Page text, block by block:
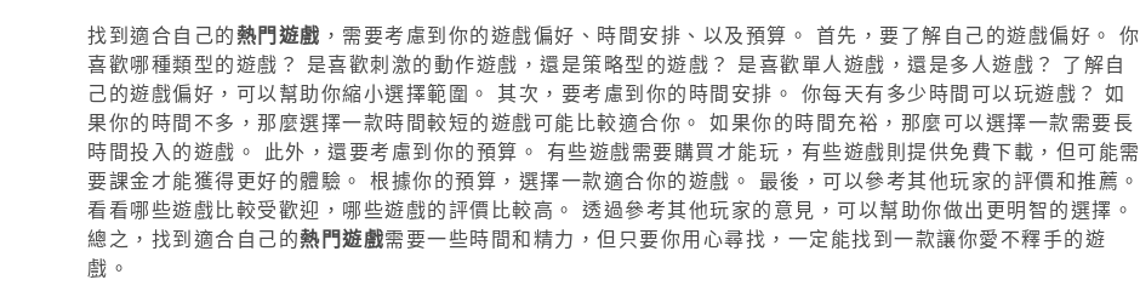
找到適合自己的熱門遊戲 ，需要考慮到你的遊戲偏好、時間安排、以及預算。 首先，要了解自己的遊戲偏好。 你
喜歡哪種類型的遊戲？ 是喜歡刺激的動作遊戲，還是策略型的遊戲？ 是喜歡單人遊戲，還是多人遊戲？ 了解自
己的遊戲偏好，可以幫助你縮小選擇範圍。 其次，要考慮到你的時間安排。 你每天有多少時間可以玩遊戲？ 如
果你的時間不多，那麼選擇一款時間較短的遊戲可能比較適合你。 如果你的時間充裕，那麼可以選擇一款需要長
時間投入的遊戲。 此外，還要考慮到你的預算。 有些遊戲需要購買才能玩，有些遊戲則提供免費下載，但可能需
要課金才能獲得更好的體驗。 根據你的預算，選擇一款適合你的遊戲。 最後，可以參考其他玩家的評價和推薦。
看看哪些遊戲比較受歡迎，哪些遊戲的評價比較高。 透過參考其他玩家的意見，可以幫助你做出更明智的選擇。
總之，找到適合自己的熱門遊戲需要一些時間和精力，但只要你用心尋找，一定能找到一款讓你愛不釋手的遊
戲。